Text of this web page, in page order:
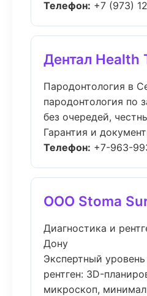
Телефон: +7 (973)
Дентал Health
Пародонтология в
пародонтология по
без очередей,
Гарантия и
Телефон: +7-963-
ООО Stoma
Диагностика и
Дону
Экспертный
рентген: 3D-
микроскоп,